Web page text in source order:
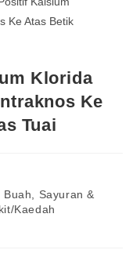
Klorida
Ke
Tuai
Buah, Sayuran &
Kaedah